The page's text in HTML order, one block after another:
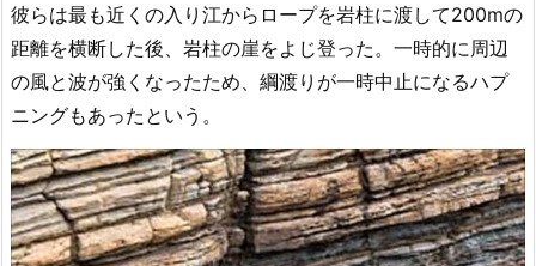
彼らは最も近くの入り江からロープを岩柱に渡して200mの
距離を横断した後、岩柱の崖をよじ登った。一時的に周辺
の風と波が強くなったため、綱渡りが一時中止になるハプ
ニングもあったという。